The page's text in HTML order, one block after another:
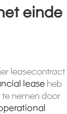
einde
leasecontract
lease heb
te nemen door